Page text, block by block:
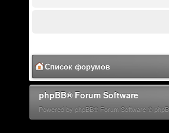
Список форумов
phpBB® Forum Software
Powered by phpBB® Forum Software ©